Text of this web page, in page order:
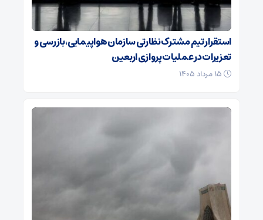
استقرار تیم مشترک نظارتی سازمان هواپیمایی، بازرسی و
تعزیرات در عملیات پروازی اربعین